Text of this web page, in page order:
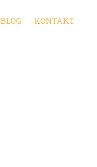
BLOG KONTAKT